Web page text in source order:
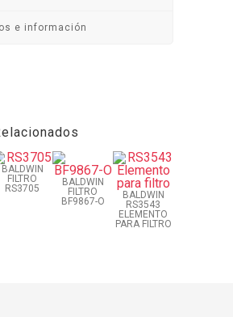
e información
BALDWIN
FILTRO
RS3705
BALDWIN
FILTRO
BF9867-O
BALDWIN
RS3543
ELEMENTO
PARA FILTRO